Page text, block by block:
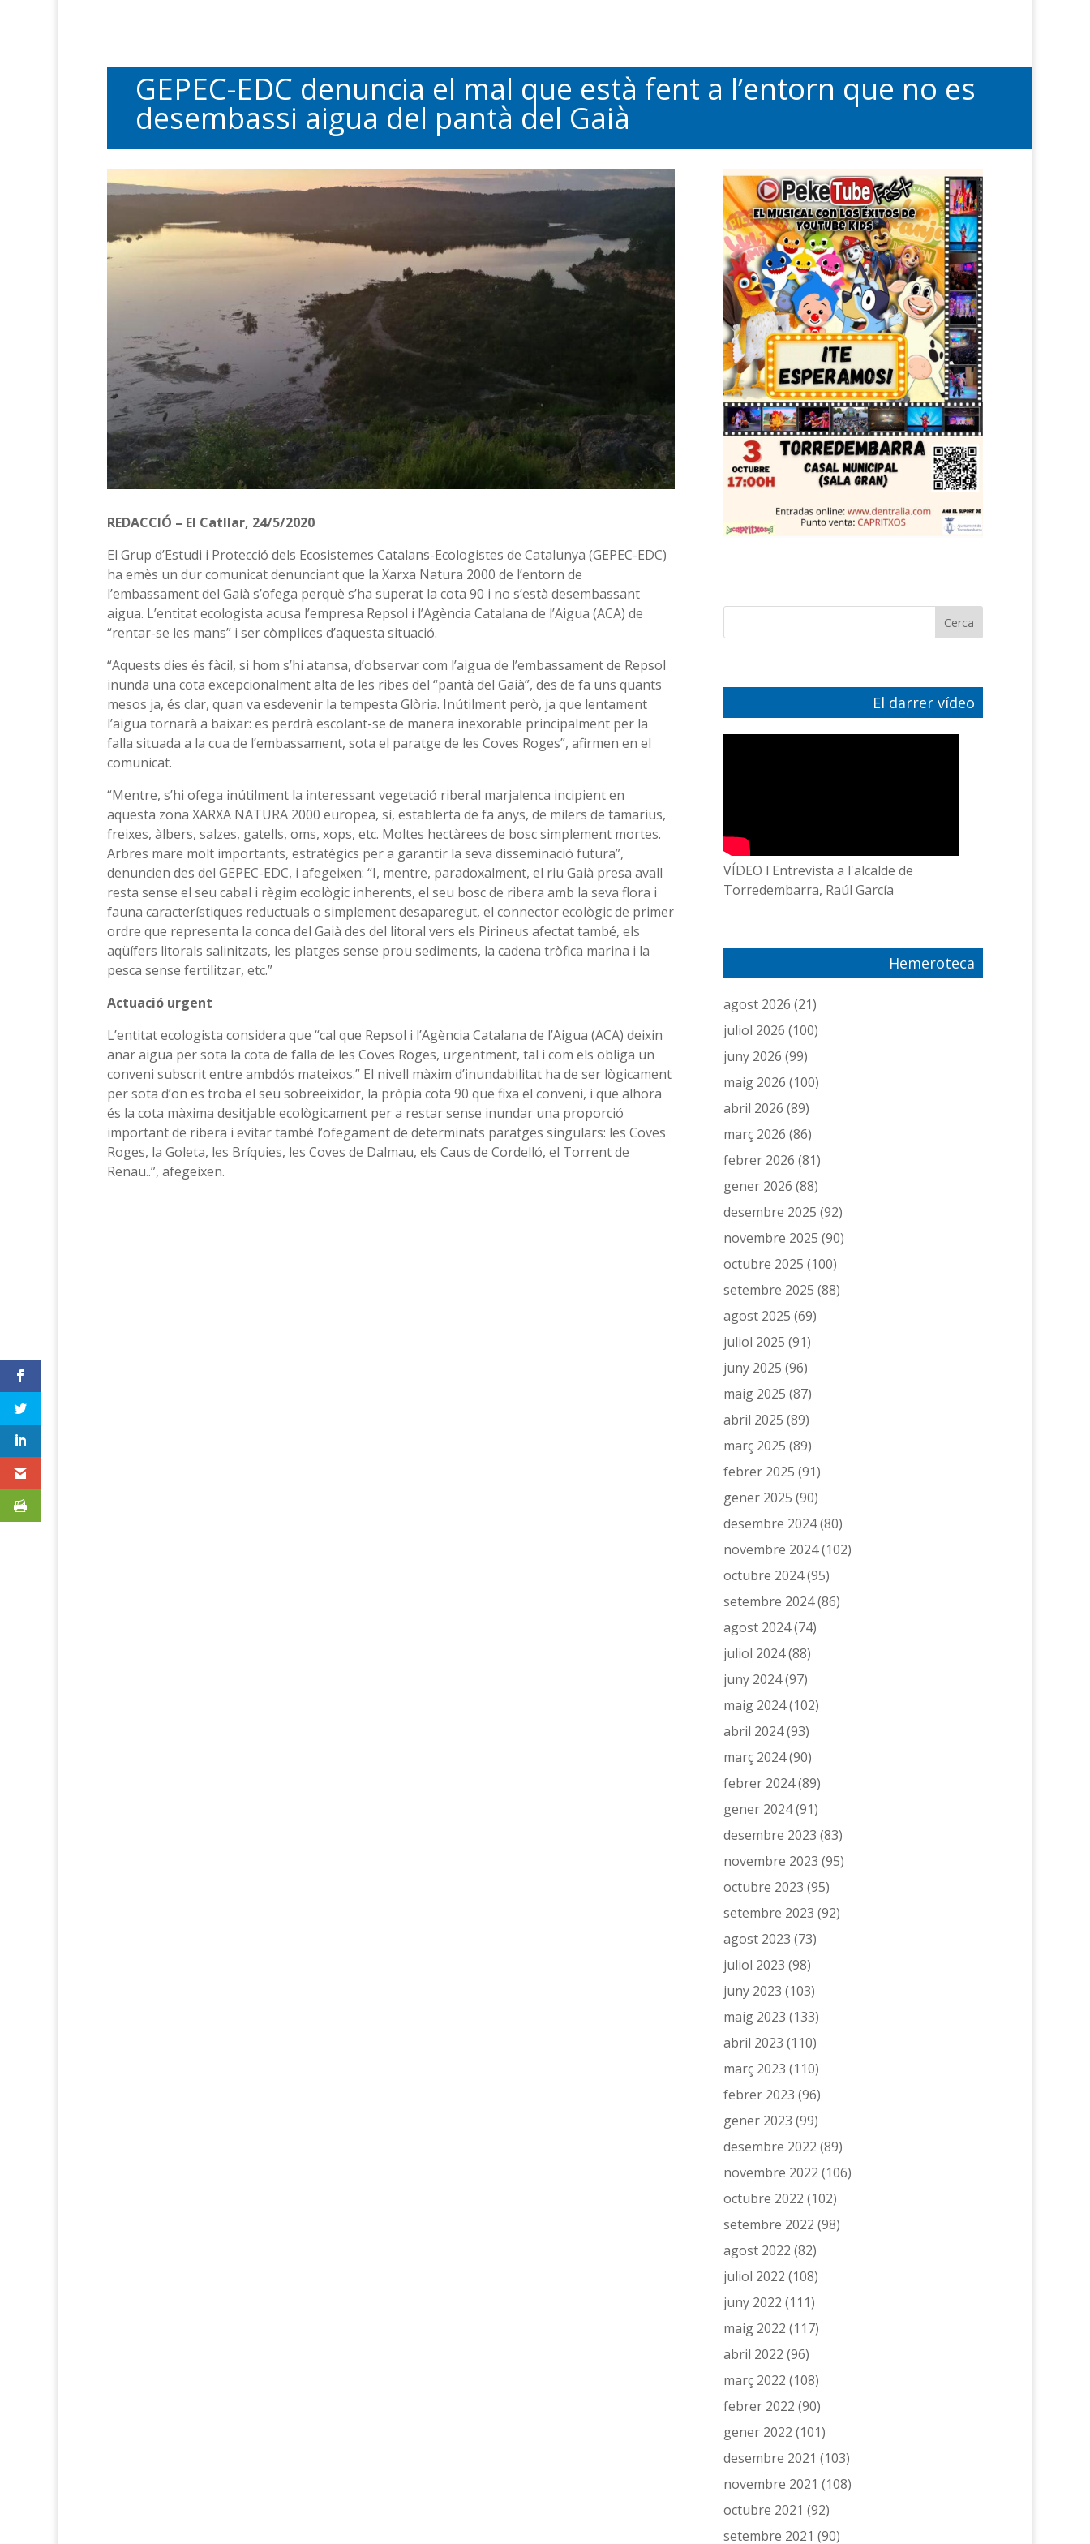
GEPEC-EDC denuncia el mal que està fent a l’entorn que no es
desembassi aigua del pantà del Gaià
REDACCIÓ – El Catllar, 24/5/2020
El Grup d’Estudi i Protecció dels Ecosistemes Catalans-Ecologistes de Catalunya (GEPEC-EDC)
ha emès un dur comunicat denunciant que la Xarxa Natura 2000 de l’entorn de
l’embassament del Gaià s’ofega perquè s’ha superat la cota 90 i no s’està desembassant
aigua. L’entitat ecologista acusa l’empresa Repsol i l’Agència Catalana de l’Aigua (ACA) de
“rentar-se les mans” i ser còmplices d’aquesta situació.
“Aquests dies és fàcil, si hom s’hi atansa, d’observar com l’aigua de l’embassament de Repsol
inunda una cota excepcionalment alta de les ribes del “pantà del Gaià”, des de fa uns quants
mesos ja, és clar, quan va esdevenir la tempesta Glòria. Inútilment però, ja que lentament
l’aigua tornarà a baixar: es perdrà escolant-se de manera inexorable principalment per la
falla situada a la cua de l’embassament, sota el paratge de les Coves Roges”, afirmen en el
comunicat.
“Mentre, s’hi ofega inútilment la interessant vegetació riberal marjalenca incipient en
aquesta zona XARXA NATURA 2000 europea, sí, establerta de fa anys, de milers de tamarius,
freixes, àlbers, salzes, gatells, oms, xops, etc. Moltes hectàrees de bosc simplement mortes.
Arbres mare molt importants, estratègics per a garantir la seva disseminació futura”,
denuncien des del GEPEC-EDC, i afegeixen: “I, mentre, paradoxalment, el riu Gaià presa avall
resta sense el seu cabal i règim ecològic inherents, el seu bosc de ribera amb la seva flora i
fauna característiques reductuals o simplement desaparegut, el connector ecològic de primer
ordre que representa la conca del Gaià des del litoral vers els Pirineus afectat també, els
aqüífers litorals salinitzats, les platges sense prou sediments, la cadena tròfica marina i la
pesca sense fertilitzar, etc.”
Actuació urgent
L’entitat ecologista considera que “cal que Repsol i l’Agència Catalana de l’Aigua (ACA) deixin
anar aigua per sota la cota de falla de les Coves Roges, urgentment, tal i com els obliga un
conveni subscrit entre ambdós mateixos.” El nivell màxim d’inundabilitat ha de ser lògicament
per sota d’on es troba el seu sobreeixidor, la pròpia cota 90 que fixa el conveni, i que alhora
és la cota màxima desitjable ecològicament per a restar sense inundar una proporció
important de ribera i evitar també l’ofegament de determinats paratges singulars: les Coves
Roges, la Goleta, les Bríquies, les Coves de Dalmau, els Caus de Cordelló, el Torrent de
Renau..”, afegeixen.
El darrer vídeo
VÍDEO l Entrevista a l'alcalde de
Torredembarra, Raúl García
Hemeroteca
agost 2026 (21)
juliol 2026 (100)
juny 2026 (99)
maig 2026 (100)
abril 2026 (89)
març 2026 (86)
febrer 2026 (81)
gener 2026 (88)
desembre 2025 (92)
novembre 2025 (90)
octubre 2025 (100)
setembre 2025 (88)
agost 2025 (69)
juliol 2025 (91)
juny 2025 (96)
maig 2025 (87)
abril 2025 (89)
març 2025 (89)
febrer 2025 (91)
gener 2025 (90)
desembre 2024(80)
novembre 2024(102)
octubre 2024(95)
setembre 2024(86)
agost 2024(74)
juliol 2024(88)
juny 2024(97)
maig 2024(102)
abril 2024(93)
març 2024(90)
febrer 2024(89)
gener 2024(91)
desembre 2023 (83)
novembre 2023 (95)
octubre 2023 (95)
setembre 2023 (92)
agost 2023 (73)
juliol 2023 (98)
juny 2023 (103)
maig 2023 (133)
abril 2023 (110)
març 2023 (110)
febrer 2023 (96)
gener 2023 (99)
desembre 2022 (89)
novembre 2022 (106)
octubre 2022 (102)
setembre 2022 (98)
agost 2022 (82)
juliol 2022 (108)
juny 2022 (111)
maig 2022 (117)
abril 2022 (96)
març 2022 (108)
febrer 2022 (90)
gener 2022 (101)
desembre 2021 (103)
novembre 2021 (108)
octubre 2021 (92)
setembre 2021 (90)